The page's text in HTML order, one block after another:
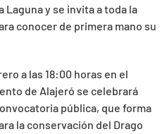
Laguna y se invita a toda la
conocer de primera mano su
a las 18:00 horas en el
de Alajeró se celebrará
pública, que forma
la conservación del Drago